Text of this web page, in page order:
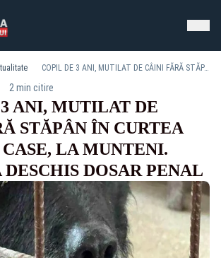
COPIL DE 3 ANI, MUTILAT DE CÂINI FĂRĂ STĂPÂN ÎN CURTEA PROPRIEI CASE, LA MUNTENI. POLIȚIA A DESCHIS DOSAR PENAL
2 min citire
ANI, MUTILAT DE
STĂPÂN ÎN CURTEA
LA MUNTENI.
DOSAR PENAL